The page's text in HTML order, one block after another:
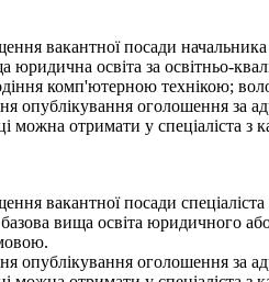
вакантної посади
освіта за освітньо-
комп'ютерною технікою;
опублікування оголошення
отримати у спеціаліста з
вакантної посади спеціаліста
вища освіта юридичного
опублікування оголошення